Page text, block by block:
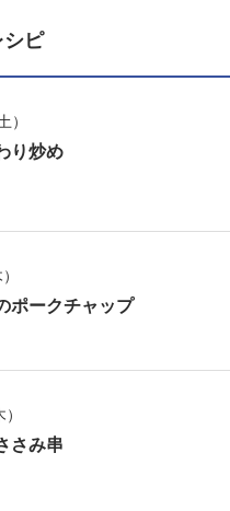
シピ
）
り炒め
ポークチャップ
さみ串